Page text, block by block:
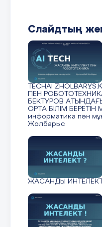
Слайдтың
TECHAI
ПЕН
БЕКТУРОВ
ОРТА БІЛІМ БЕРЕТІН
информатика пән
Жолбарыс
ЖАСАНДЫ ИНТЕЛЕКТ